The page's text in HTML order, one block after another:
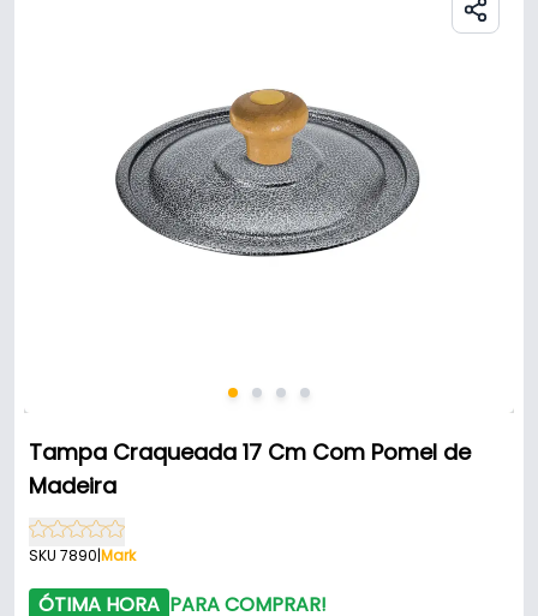
Tampa Craqueada 17 Cm Com Pomel de
Madeira
SKU 7890|Mark
ÓTIMA HORA PARA COMPRAR!